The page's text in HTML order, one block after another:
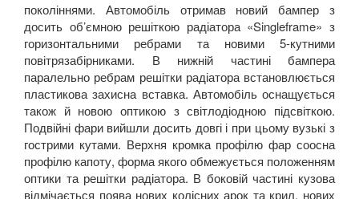
поколіннями. Автомобіль отримав новий бампер з
досить об’ємною решіткою радіатора «Singleframe» з
горизонтальними ребрами та новими 5-кутними
повітрязабірниками. В нижній частині бампера
паралельно ребрам решітки радіатора встановлюється
пластикова захисна вставка. Автомобіль оснащується
також й новою оптикою з світлодіодною підсвіткою.
Подвійні фари вийшли досить довгі і при цьому вузькі з
гострими кутами. Верхня кромка профілю фар соосна
профілю капоту, форма якого обмежується положенням
оптики та решітки радіатора. В боковій частині кузова
відмічається поява нових колісних арок та крил, нових